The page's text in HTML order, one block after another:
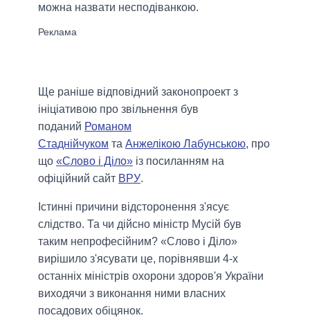
можна назвати несподіванкою.
Ще раніше відповідний законопроект з
ініціативою про звільнення був
поданий Романом
Стаднійчуком та Анжелікою Лабунською, про
що «Слово і Діло» із посиланням на
офіційний сайт ВРУ.
Істинні причини відсторонення з'ясує
слідство. Та чи дійсно міністр Мусій був
таким непрофесійним? «Слово і Діло»
вирішило з'ясувати це, порівнявши 4-х
останніх міністрів охорони здоров'я України
виходячи з виконання ними власних
посадових обіцянок.